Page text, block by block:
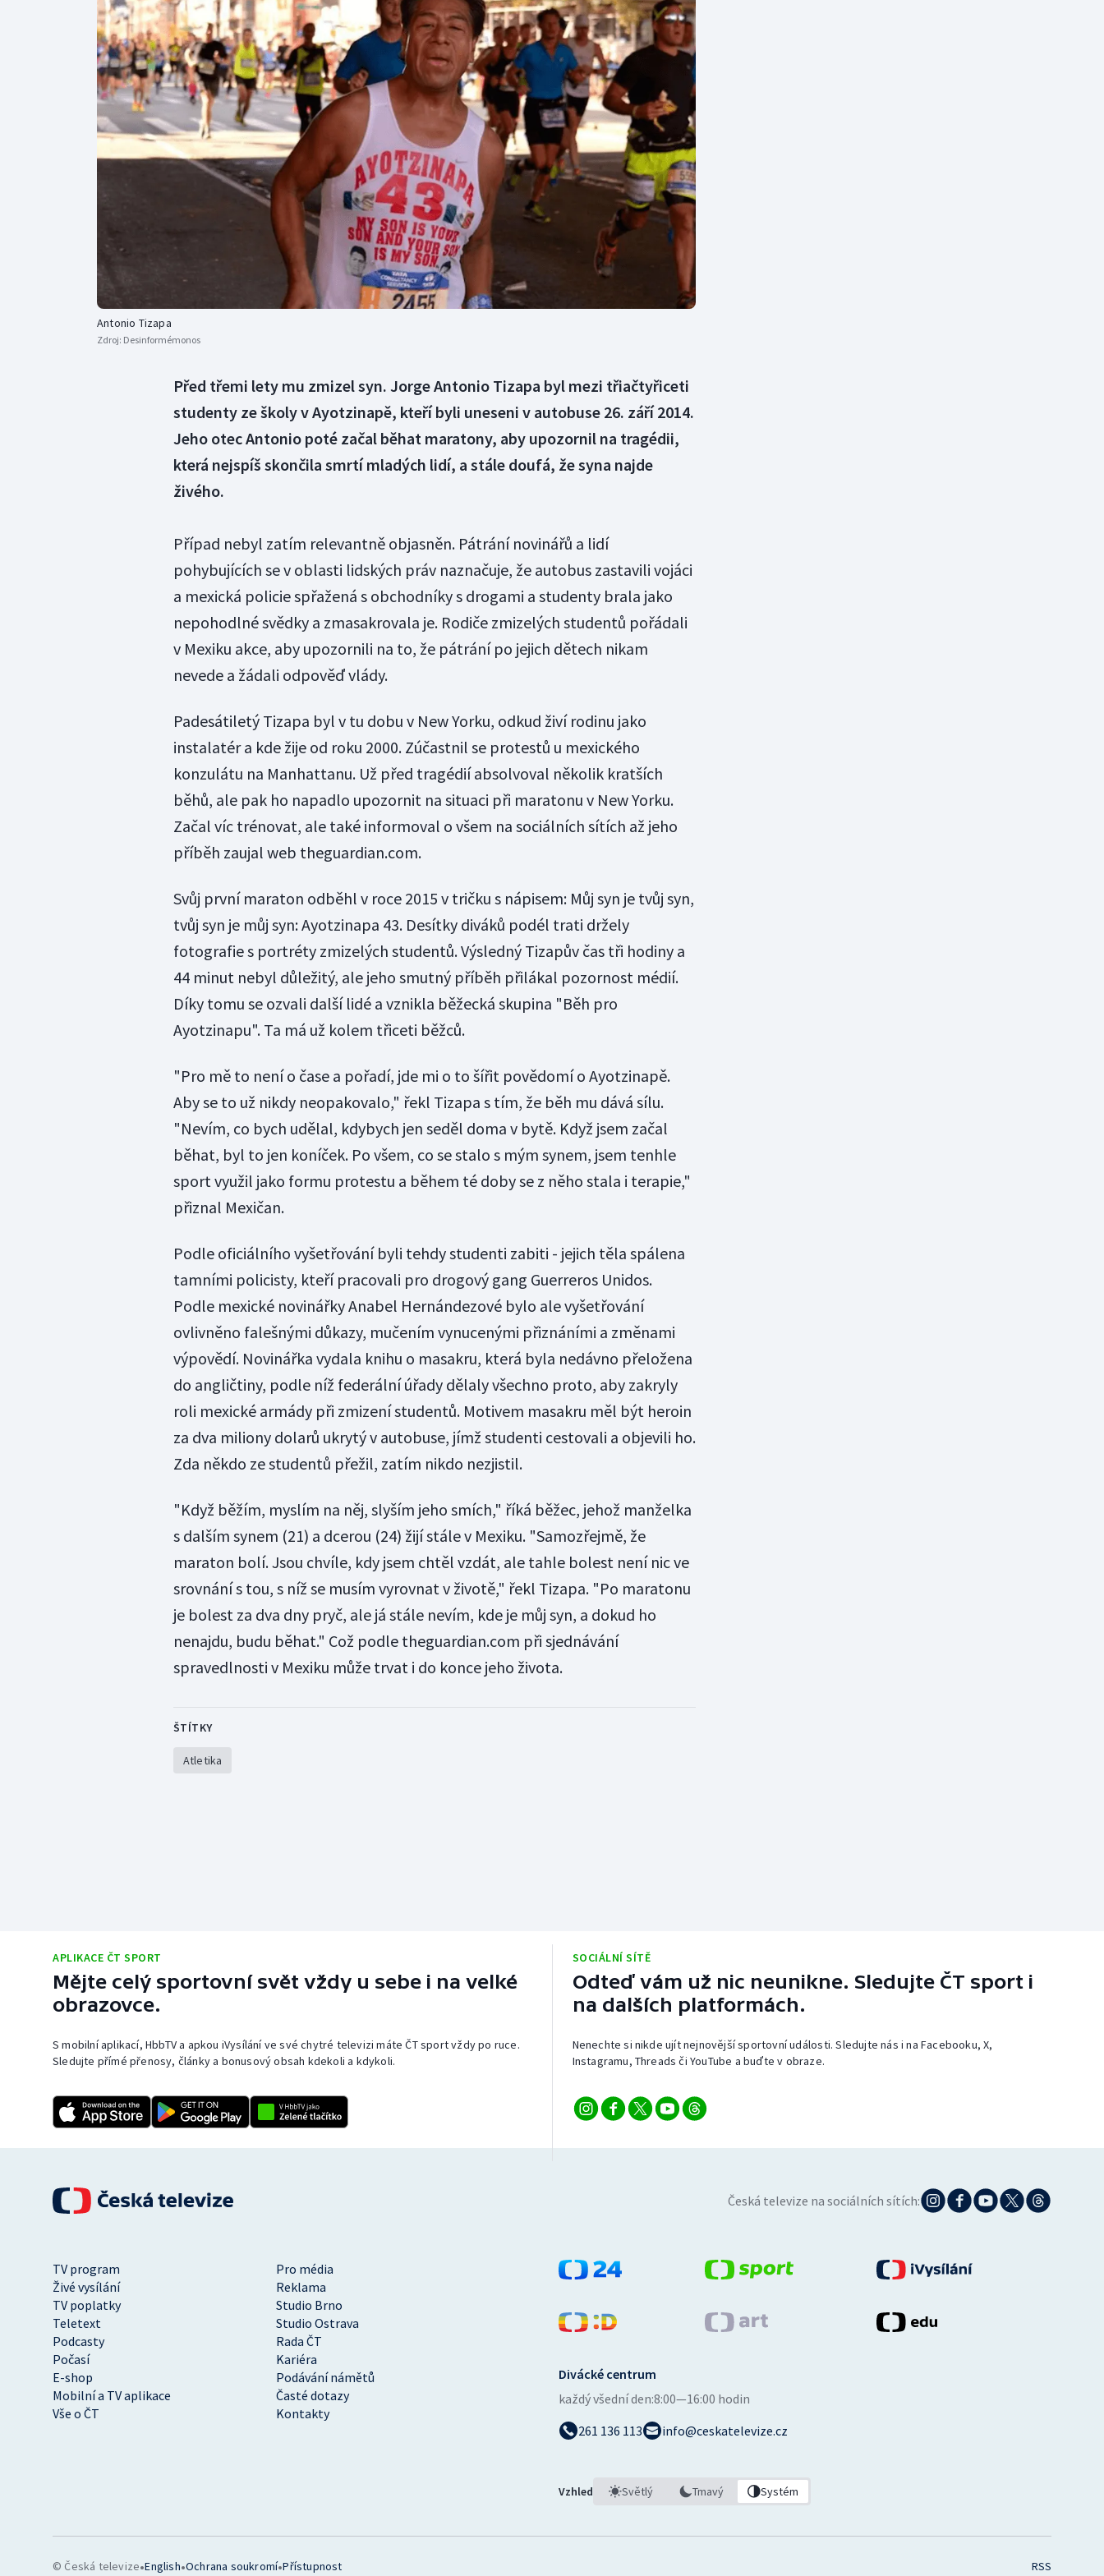
Curling
Dostihy
Florbal
Futsal
Golf
Gymnastika
Moderní pětiboj
Motorsport
Olympijské hry
Parasport
Plavání
Plážový volejbal
Triatlon
Veslování
Vodní slalom
Volejbal
Ostatní
Antonio Tizapa
Zdroj: Desinformémonos
Před třemi lety mu zmizel syn. Jorge Antonio Tizapa byl mezi třiačtyřiceti
studenty ze školy v Ayotzinapě, kteří byli uneseni v autobuse 26. září 2014.
Jeho otec Antonio poté začal běhat maratony, aby upozornil na tragédii,
která nejspíš skončila smrtí mladých lidí, a stále doufá, že syna najde
živého.
Případ nebyl zatím relevantně objasněn. Pátrání novinářů a lidí
pohybujících se v oblasti lidských práv naznačuje, že autobus zastavili vojáci
a mexická policie spřažená s obchodníky s drogami a studenty brala jako
nepohodlné svědky a zmasakrovala je. Rodiče zmizelých studentů pořádali
v Mexiku akce, aby upozornili na to, že pátrání po jejich dětech nikam
nevede a žádali odpověď vlády.
Padesátiletý Tizapa byl v tu dobu v New Yorku, odkud živí rodinu jako
instalatér a kde žije od roku 2000. Zúčastnil se protestů u mexického
konzulátu na Manhattanu. Už před tragédií absolvoval několik kratších
běhů, ale pak ho napadlo upozornit na situaci při maratonu v New Yorku.
Začal víc trénovat, ale také informoval o všem na sociálních sítích až jeho
příběh zaujal web theguardian.com.
Svůj první maraton odběhl v roce 2015 v tričku s nápisem: Můj syn je tvůj syn,
tvůj syn je můj syn: Ayotzinapa 43. Desítky diváků podél trati držely
fotografie s portréty zmizelých studentů. Výsledný Tizapův čas tři hodiny a
44 minut nebyl důležitý, ale jeho smutný příběh přilákal pozornost médií.
Díky tomu se ozvali další lidé a vznikla běžecká skupina "Běh pro
Ayotzinapu". Ta má už kolem třiceti běžců.
"Pro mě to není o čase a pořadí, jde mi o to šířit povědomí o Ayotzinapě.
Aby se to už nikdy neopakovalo," řekl Tizapa s tím, že běh mu dává sílu.
"Nevím, co bych udělal, kdybych jen seděl doma v bytě. Když jsem začal
běhat, byl to jen koníček. Po všem, co se stalo s mým synem, jsem tenhle
sport využil jako formu protestu a během té doby se z něho stala i terapie,"
přiznal Mexičan.
Podle oficiálního vyšetřování byli tehdy studenti zabiti - jejich těla spálena
tamními policisty, kteří pracovali pro drogový gang Guerreros Unidos.
Podle mexické novinářky Anabel Hernándezové bylo ale vyšetřování
ovlivněno falešnými důkazy, mučením vynucenými přiznáními a změnami
výpovědí. Novinářka vydala knihu o masakru, která byla nedávno přeložena
do angličtiny, podle níž federální úřady dělaly všechno proto, aby zakryly
roli mexické armády při zmizení studentů. Motivem masakru měl být heroin
za dva miliony dolarů ukrytý v autobuse, jímž studenti cestovali a objevili ho.
Zda někdo ze studentů přežil, zatím nikdo nezjistil.
"Když běžím, myslím na něj, slyším jeho smích," říká běžec, jehož manželka
s dalším synem (21) a dcerou (24) žijí stále v Mexiku. "Samozřejmě, že
maraton bolí. Jsou chvíle, kdy jsem chtěl vzdát, ale tahle bolest není nic ve
srovnání s tou, s níž se musím vyrovnat v životě," řekl Tizapa. "Po maratonu
je bolest za dva dny pryč, ale já stále nevím, kde je můj syn, a dokud ho
nenajdu, budu běhat." Což podle theguardian.com při sjednávání
spravedlnosti v Mexiku může trvat i do konce jeho života.
ŠTÍTKY
Atletika
APLIKACE ČT SPORT
Mějte celý sportovní svět vždy u sebe i na velké
obrazovce.
S mobilní aplikací, HbbTV a apkou iVysílání ve své chytré televizi máte ČT sport vždy po ruce.
Sledujte přímé přenosy, články a bonusový obsah kdekoli a kdykoli.
SOCIÁLNÍ SÍTĚ
Odteď vám už nic neunikne. Sledujte ČT sport i
na dalších platformách.
Nenechte si nikde ujít nejnovější sportovní události. Sledujte nás i na Facebooku, X,
Instagramu, Threads či YouTube a buďte v obraze.
Česká televize na sociálních sítích:
TV program
Pro média
Živé vysílání
Reklama
TV poplatky
Studio Brno
Teletext
Studio Ostrava
Podcasty
Rada ČT
Počasí
Kariéra
E-shop
Podávání námětů
Mobilní a TV aplikace
Časté dotazy
Vše o ČT
Kontakty
Divácké centrum
každý všední den:8:00—16:00 hodin
261 136 113
info@ceskatelevize.cz
Vzhled Světlý Tmavý Systém
© Česká televize•English•Ochrana soukromí•Přístupnost RSS